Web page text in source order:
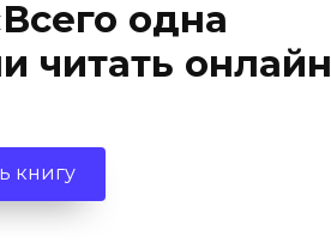
одна
читать онлайн
книгу